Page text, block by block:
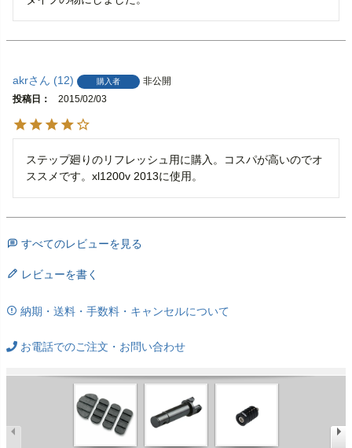
akr 12 購入者
非公開
投稿日
2015/02/03
ステップ廻りのリフレッシュ用に購入。コスパが高いのでオ
ススメです。xl1200v 2013に使用。
すべてのレビューを見る
レビューを書く
納期・送料・手数料・キャンセルについて
お電話でのご注文・お問い合わせ